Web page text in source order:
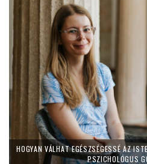
HOGYAN VÁLHAT EGÉSZSÉGESSÉ AZ
PSZICHOLÓGUS